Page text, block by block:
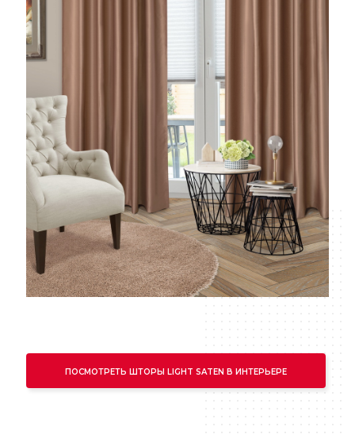
ПОСМОТРЕТЬ ШТОРЫ LIGHT SATEN В ИНТЕРЬЕРЕ